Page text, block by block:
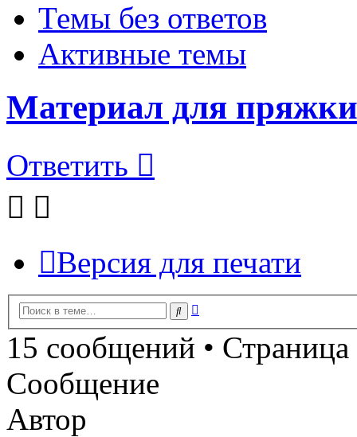
Темы без ответов
Активные темы
Материал для пряжки
Ответить
Версия для печати
Поиск
15 сообщений • Страница
Сообщение
Автор